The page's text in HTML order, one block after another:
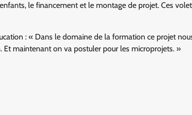
le financement et le montage de projet. Ces
: « Dans le domaine de la formation ce projet
maintenant on va postuler pour les microprojets. »